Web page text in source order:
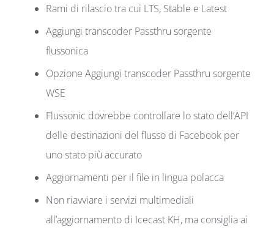
Rami di rilascio tra cui LTS, Stable e Latest
Aggiungi transcoder Passthru sorgente
flussonica
Opzione Aggiungi transcoder Passthru sorgente
WSE
Flussonic dovrebbe controllare lo stato dell’API
delle destinazioni del flusso di Facebook per
uno stato più accurato
Aggiornamenti per il file in lingua polacca
Non riavviare i servizi multimediali
all’aggiornamento di Icecast KH, ma consiglia ai